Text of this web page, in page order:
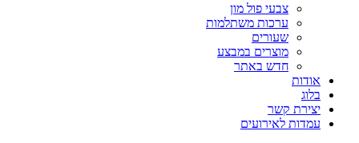
צבעי פול מון
ערכות משתלמות
שעורים
מוצרים במבצע
חדש באתר
אודות
בלוג
יצירת קשר
עמדות לאירועים